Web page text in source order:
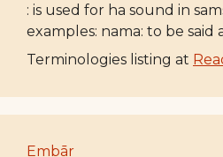
: is used for ha sound in
examples: nama: to be said
Terminologies listing at
Embār